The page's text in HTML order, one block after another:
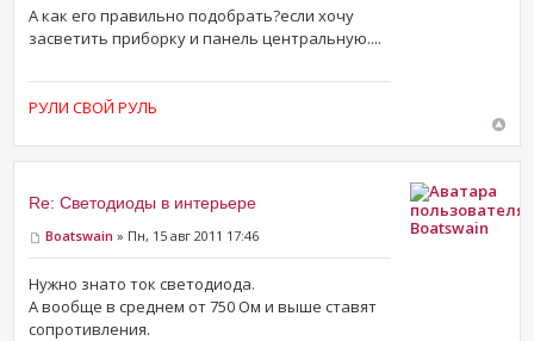
А как его правильно подобрать?если хочу
засветить приборку и панель центральную....
РУЛИ СВОЙ РУЛЬ
Re: Светодиоды в интерьере
Boatswain » Пн, 15 авг 2011 17:46
Нужно знато ток светодиода.
А вообще в среднем от 750 Ом и выше ставят
сопротивления.
Boatswain